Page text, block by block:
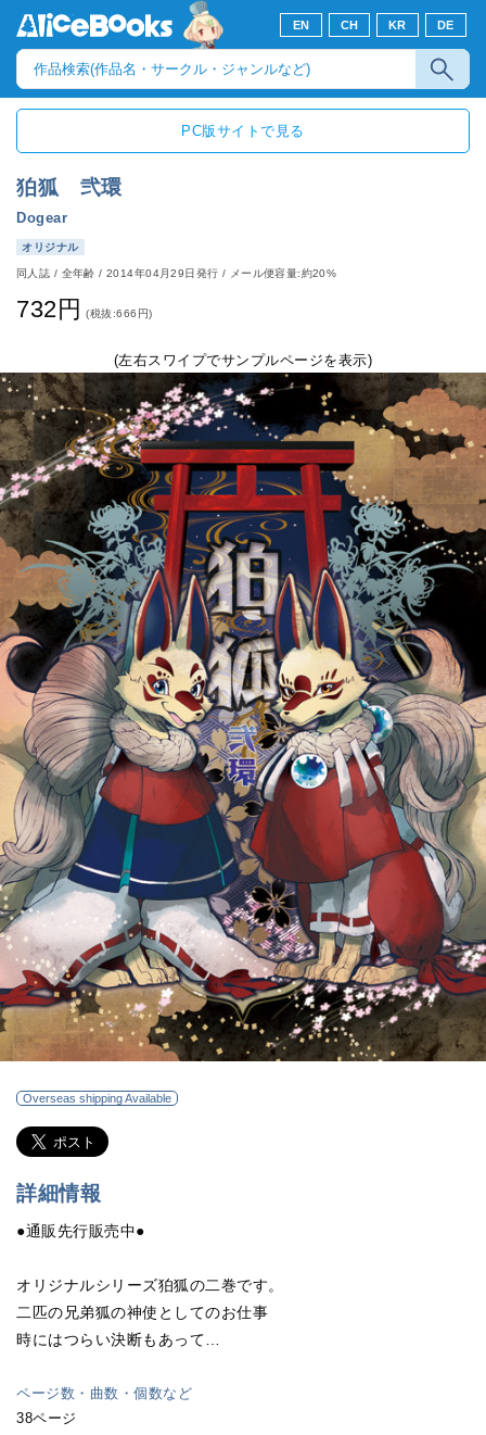
EN CH KR DE
PC版サイトで見る
狛狐 弐環
Dogear
オリジナル
同人誌 / 全年齢/2014年04月29日発行 / メール便容量:約20%
732円 (税抜:666円)
(左右スワイプでサンプルページを表示)
Overseas shipping Available
詳細情報
●通販先行販売中●
オリジナルシリーズ狛狐の二巻です。
二匹の兄弟狐の神使としてのお仕事
時にはつらい決断もあって…
ページ数・曲数・個数など
38ページ